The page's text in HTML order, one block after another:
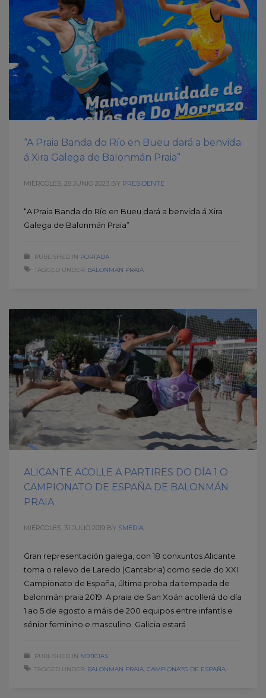
“A Praia Banda do Río en Bueu dará a benvida
á Xira Galega de Balonmán Praia”
MIÉRCOLES, 28 JUNIO 2023 BY PRESIDENTE
“A Praia Banda do Río en Bueu dará a benvida á Xira
Galega de Balonmán Praia”
PUBLISHED IN PORTADA
TAGGED UNDER: BALONMAN PRAIA
ALICANTE ACOLLE A PARTIRES DO DÍA 1 O
CAMPIONATO DE ESPAÑA DE BALONMÁN
PRAIA
MIÉRCOLES, 31 JULIO 2019 BY SMEDIA
Gran representación galega, con 18 conxuntos Alicante
toma o relevo de Laredo (Cantabria) como sede do XXI
Campionato de España, última proba da tempada de
balonmán praia 2019. A praia de San Xoán acollerá do día
1 ao 5 de agosto a máis de 200 equipos entre infantís e
sénior feminino e masculino. Galicia estará
PUBLISHED IN NOTICIAS
TAGGED UNDER: BALONMAN PRAIA CAMPIONATO DE ESPAÑA